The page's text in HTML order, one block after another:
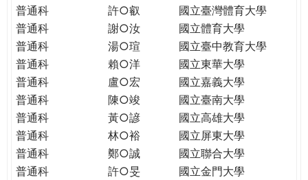
民。
WAGOR
TODAY
THE
WORLD
普通科
許○叡
國立臺灣體育大學
普通科
謝○汝
國立體育大學
普通科
湯○瑄
國立臺中教育大學
普通科
賴○洋
國立東華大學
普通科
盧○宏
國立嘉義大學
普通科
陳○竣
國立臺南大學
普通科
黃○諺
國立高雄大學
普通科
林○裕
國立屏東大學
普通科
鄭○誠
國立聯合大學
普通科
許○旻
國立金門大學